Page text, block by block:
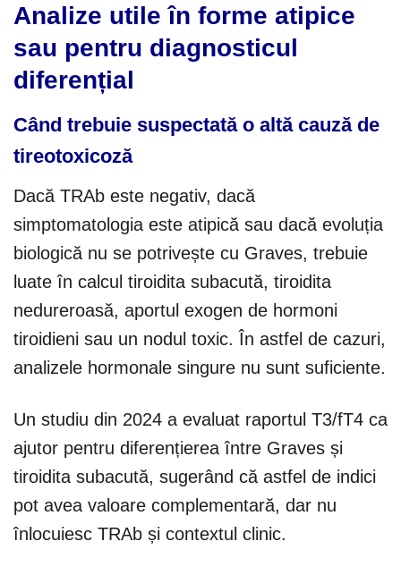
Analize utile în forme atipice
sau pentru diagnosticul
diferențial
Când trebuie suspectată o altă cauză de
tireotoxicoză
Dacă TRAb este negativ, dacă
simptomatologia este atipică sau dacă evoluția
biologică nu se potrivește cu Graves, trebuie
luate în calcul tiroidita subacută, tiroidita
nedureroasă, aportul exogen de hormoni
tiroidieni sau un nodul toxic. În astfel de cazuri,
analizele hormonale singure nu sunt suficiente.
Un studiu din 2024 a evaluat raportul T3/fT4 ca
ajutor pentru diferențierea între Graves și
tiroidita subacută, sugerând că astfel de indici
pot avea valoare complementară, dar nu
înlocuiesc TRAb și contextul clinic.